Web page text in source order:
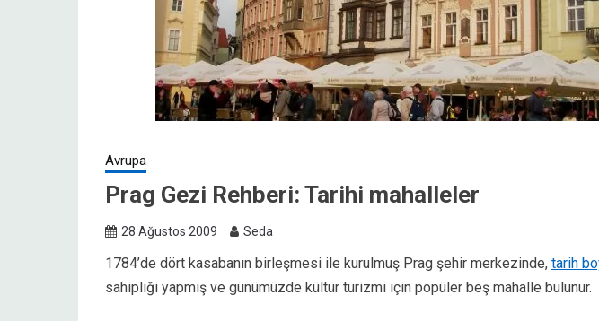
Avrupa
Prag Gezi Rehberi: Tarihi mahalleler
28 Ağustos 2009 Seda
1784’de dört kasabanın birleşmesi ile kurulmuş Prag şehir merkezinde, tarih
sahipliği yapmış ve günümüzde kültür turizmi için popüler beş mahalle bulunur.